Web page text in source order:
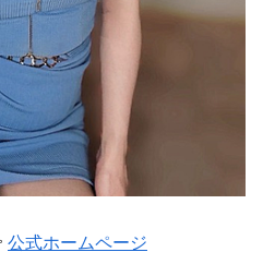
公式ホームページ